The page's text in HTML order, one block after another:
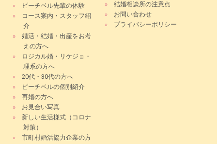
»
ピーチベル先輩の体験
»
コース案内・スタッフ紹
介
»
婚活・結婚・出産をお考
えの方へ
»
ロジカル婚・リケジョ・
理系の方へ
»
20代・30代の方へ
»
ピーチベルの個別紹介
»
再婚の方へ
»
お見合い写真
»
新しい生活様式（コロナ
対策）
»
市町村婚活協力企業の方
»
結婚相談所の注意点
»
お問い合わせ
»
プライバシーポリシー